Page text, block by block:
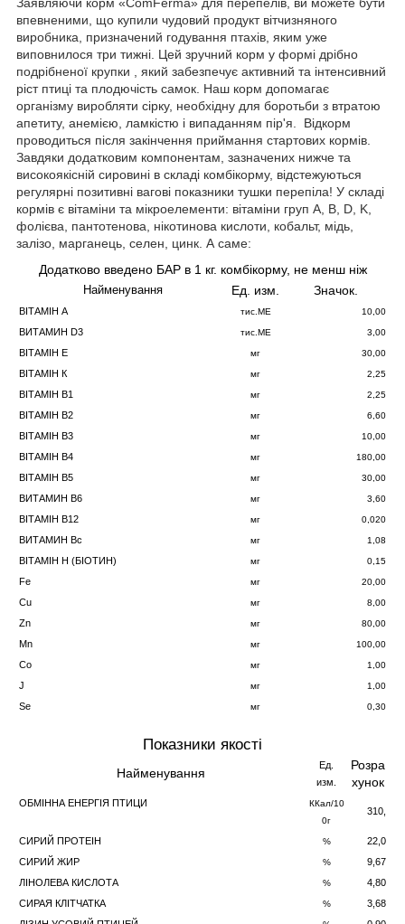
Заявляючи корм «ComFerma» для перепелів, ви можете бути
впевненими, що купили чудовий продукт вітчизняного
виробника, призначений годування птахів, яким уже
виповнилося три тижні. Цей зручний корм у формі дрібно
подрібненої крупки , який забезпечує активний та інтенсивний
ріст птиці та плодючість самок. Наш корм допомагає
організму виробляти сірку, необхідну для боротьби з втратою
апетиту, анемією, ламкістю і випаданням пір'я. Відкорм
проводиться після закінчення приймання стартових кормів.
Завдяки додатковим компонентам, зазначених нижче та
високоякісній сировині в складі комбікорму, відстежуються
регулярні позитивні вагові показники тушки перепіла! У складі
кормів є вітаміни та мікроелементи: вітаміни груп А, B, D, K,
фолієва, пантотенова, нікотинова кислоти, кобальт, мідь,
залізо, марганець, селен, цинк. А саме:
Додатково введено БАР в 1 кг. комбікорму, не менш ніж
Найменування Ед. изм. Значок.
ВІТАМІН A тис.МЕ 10,00
ВИТАМИН D3 тис.МЕ 3,00
ВІТАМІН E мг 30,00
ВІТАМІН К мг 2,25
ВІТАМІН B1 мг 2,25
ВІТАМІН B2 мг 6,60
ВІТАМІН B3 мг 10,00
ВІТАМІН B4 мг 180,00
ВІТАМІН B5 мг 30,00
ВИТАМИН B6 мг 3,60
ВІТАМІН B12 мг 0,020
ВИТАМИН Bc мг 1,08
ВІТАМІН H (БІОТИH) мг 0,15
Fe мг 20,00
Cu мг 8,00
Zn мг 80,00
Mn мг 100,00
Co мг 1,00
J мг 1,00
Se мг 0,30
Показники якості
Найменування
Ед.
изм.
Розра
хунок
ОБМІННА ЕНЕРГІЯ ПТИЦИ
ККал/10
0г
310,
СИРИЙ ПРОТЕІН %
22,0
СИРИЙ ЖИР
%
9,67
ЛІНОЛЕВА КИСЛОТА
%
4,80
СИРАЯ КЛІТЧАТКА
%
3,68